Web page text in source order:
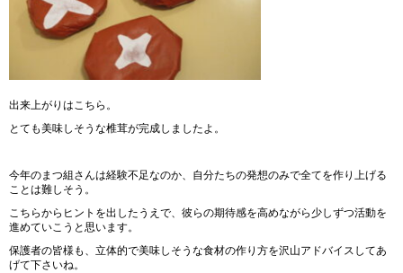
出来上がりはこちら。
とても美味しそうな椎茸が完成しましたよ。
今年のまつ組さんは経験不足なのか、自分たちの発想のみで全てを作り上げる
ことは難しそう。
こちらからヒントを出したうえで、彼らの期待感を高めながら少しずつ活動を
進めていこうと思います。
保護者の皆様も、立体的で美味しそうな食材の作り方を沢山アドバイスしてあ
げて下さいね。